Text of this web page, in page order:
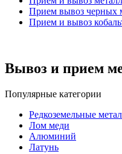
Прием вывоз черных
Прием и вывоз
Вывоз и прием
Популярные категории
Редкоземельные
Лом меди
Алюминий
Латунь